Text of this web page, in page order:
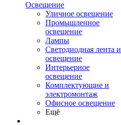
Освещение
Уличное освещение
Промышленное
освещение
Лампы
Светодиодная лента и
освещение
Интерьерное
освещение
Комплектующие и
электромонтаж
Офисное освещение
Ещё